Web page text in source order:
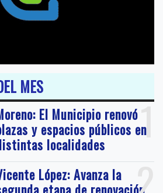
MES
1
El Municipio renovó
y espacios públicos en
localidades
2
López: Avanza la